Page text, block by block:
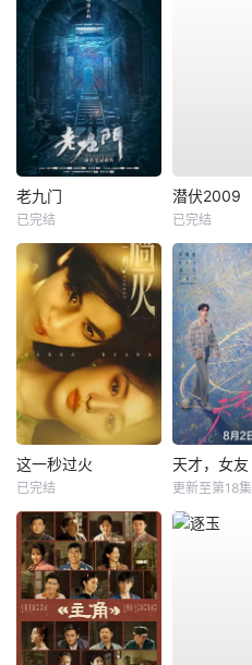
老九门
已完结
潜伏2009
已完结
这一秒过火
已完结
天才，女友
更新至第18集